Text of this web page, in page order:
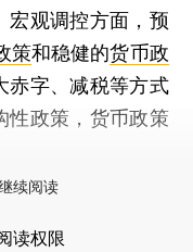
宏观调控方面，预
策和稳健的货币政
赤字、减税等方式
性政策，货币政策
续阅读
读权限